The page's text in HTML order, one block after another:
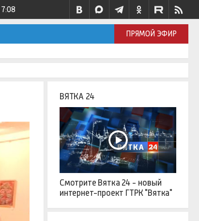
7:08
ПРЯМОЙ ЭФИР
ВЯТКА 24
Смотрите Вятка 24 - новый
интернет-проект ГТРК "Вятка"